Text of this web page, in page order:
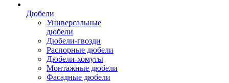
Дюбели
Универсальные
дюбели
Дюбели-гвозди
Распорные дюбели
Дюбели-хомуты
Монтажные дюбели
Фасадные дюбели